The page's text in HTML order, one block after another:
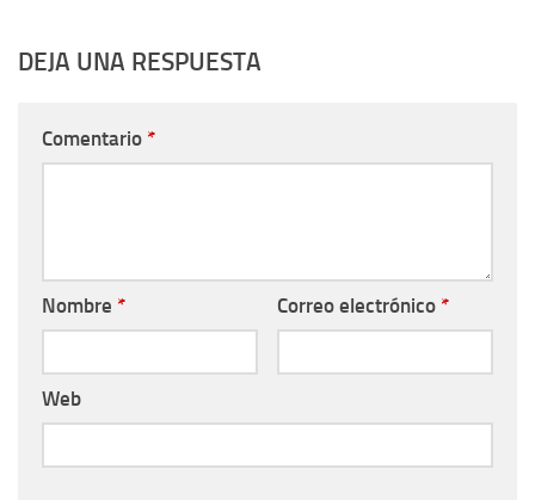
DEJA UNA RESPUESTA
Comentario *
Nombre * Correo electrónico *
Web